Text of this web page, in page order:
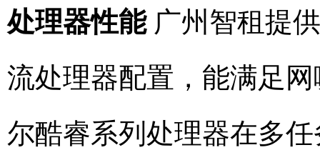
处理器性能广州智租提
流处理器配置，能满足
尔酷睿系列处理器在多